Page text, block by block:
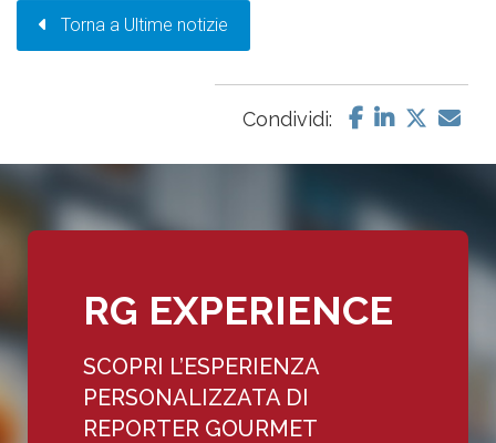
Torna a Ultime notizie
Condividi:
RG EXPERIENCE
SCOPRI L’ESPERIENZA
PERSONALIZZATA DI
REPORTER GOURMET